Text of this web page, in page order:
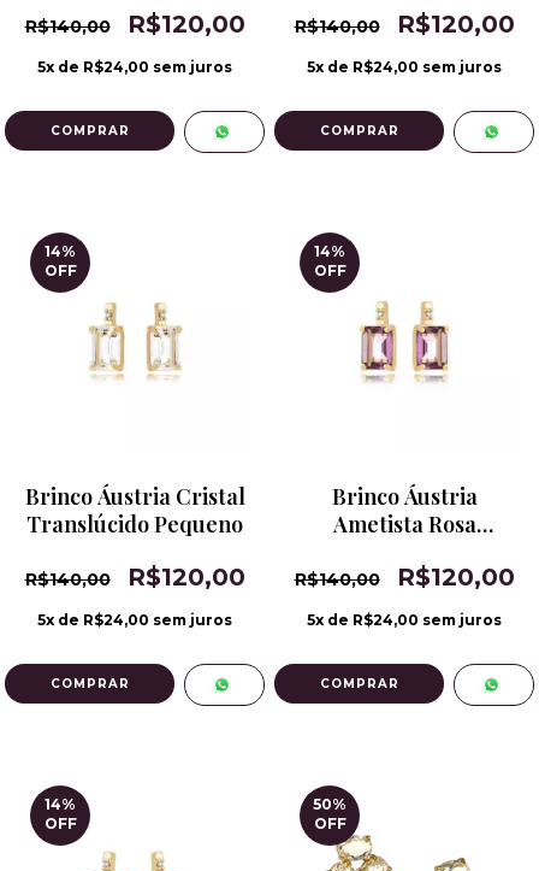
R$140,00 R$120,00
5x de R$24,00 sem juros
R$140,00 R$120,00
5x de R$24,00 sem juros
14%
OFF
Brinco Áustria Cristal
Translúcido Pequeno
R$140,00 R$120,00
5x de R$24,00 sem juros
14%
OFF
Brinco Áustria
Ametista Rosa
R$140,00 R$120,00
5x de R$24,00 sem juros
14%
OFF
50%
OFF